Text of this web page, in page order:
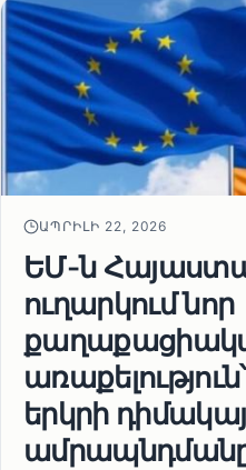
ԱՊՐԻԼԻ 22, 2026
ԵՄ-ն
ուղարկում նոր
երկրի